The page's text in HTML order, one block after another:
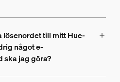
lösenordet till mitt Hue-
något e-
ska jag göra?